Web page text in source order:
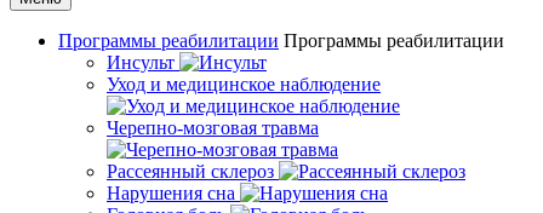
Программы реабилитации Программы реабилитации
Инсульт
Уход и медицинское наблюдение
Черепно-мозговая травма
Рассеянный склероз
Нарушения сна